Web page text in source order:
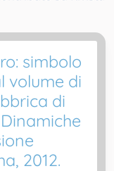
simbolo
volume di
di
2012.